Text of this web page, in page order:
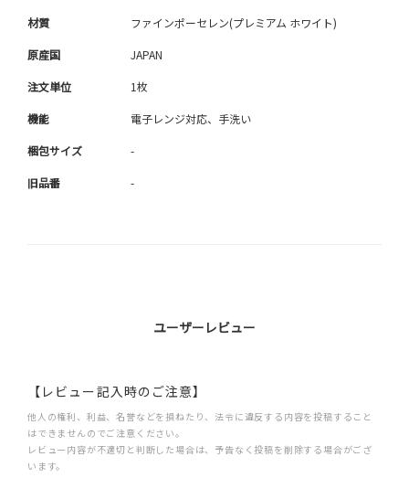
材質 ファインポーセレン(プレミアム ホワイト)
原産国 JAPAN
注文単位 1枚
機能 電子レンジ対応、手洗い
梱包サイズ -
旧品番 -
ユーザーレビュー
【レビュー記入時のご注意】
他人の権利、利益、名誉などを損ねたり、法令に違反する内容を投稿すること
はできませんのでご注意ください。
レビュー内容が不適切と判断した場合は、予告なく投稿を削除する場合がござ
います。